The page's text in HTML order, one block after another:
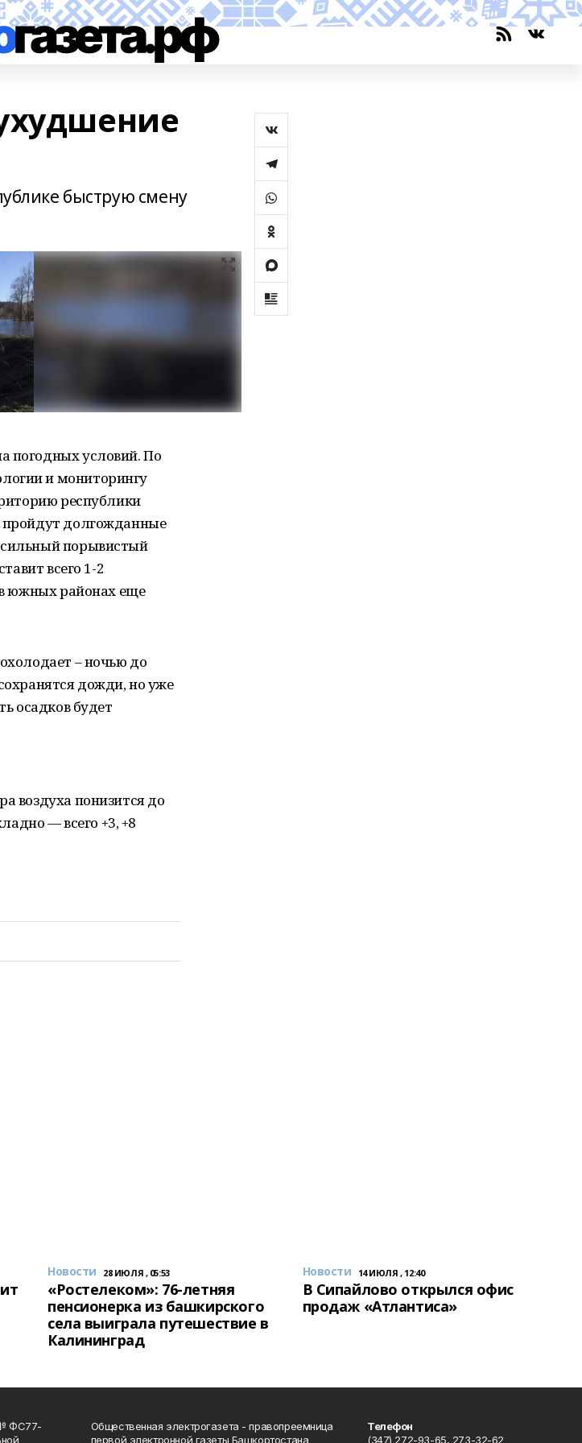
быструю смену
погодных условий. По
и мониторингу
республики
пройдут долгожданные
порывистый
всего 1-2
в южных районах еще
– ночью до
дожди, но уже
осадков будет
воздуха понизится до
— всего +3, +8
Новости 28 ИЮЛЯ , 05:53
«Ростелеком»: 76-летняя
пенсионерка из башкирского
села выиграла путешествие в
Калининград
Новости 14 ИЮЛЯ , 12:40
В Сипайлово открылся офис
продаж «Атлантиса»
№ ФС77-
Общественная электрогазета - правопреемница
первой электронной газеты Башкортостана
Телефон
(347) 272-93-65, 273-32-62